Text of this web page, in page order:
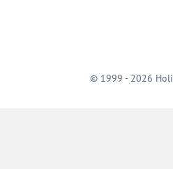
© 1999 - 2026